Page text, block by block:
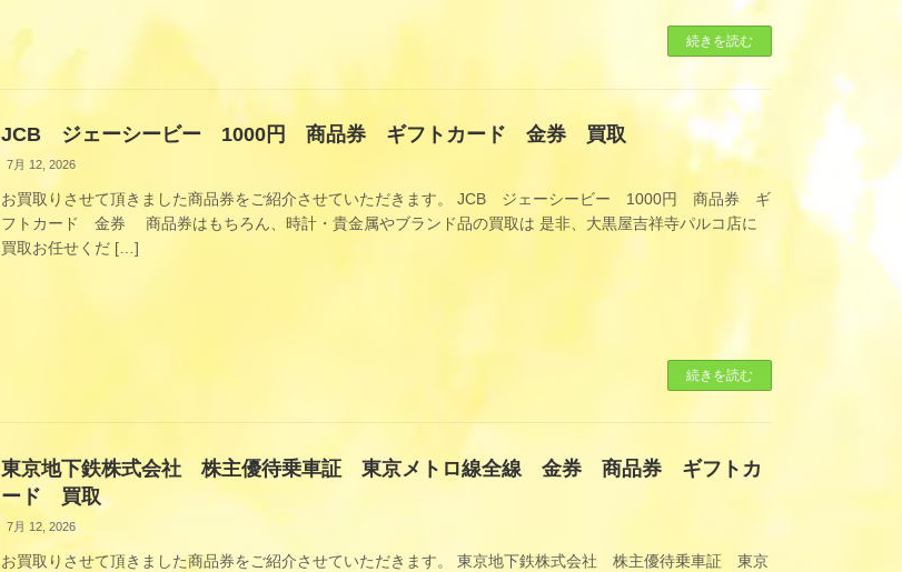
続きを読む
JCB ジェーシービー 1000円 商品券 ギフトカード 金券 買取
7月 12, 2026
お買取りさせて頂きました商品券をご紹介させていただきます。 JCB ジェーシービー 1000円 商品券 ギ
フトカード 金券 商品券はもちろん、時計・貴金属やブランド品の買取は 是非、大黒屋吉祥寺パルコ店に
買取お任せくだ […]
続きを読む
東京地下鉄株式会社 株主優待乗車証 東京メトロ線全線 金券 商品券 ギフトカ
ード 買取
7月 12, 2026
お買取りさせて頂きました商品券をご紹介させていただきます。 東京地下鉄株式会社 株主優待乗車証 東京